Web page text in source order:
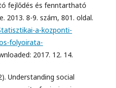
fejlődés és fenntartható
2013. 8-9. szám, 801. oldal.
a-kozponti-
folyoirata-
2017. 12. 14.
Understanding social